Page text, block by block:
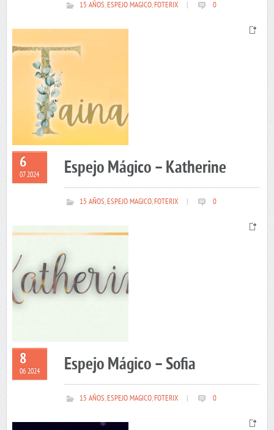
15 AÑOS,ESPEJO MAGICO,FOTERIX 0
6
07 2024 Espejo Mágico – Katherine
15 AÑOS,ESPEJO MAGICO,FOTERIX 0
8
06 2024 Espejo Mágico – Sofia
15 AÑOS,ESPEJO MAGICO,FOTERIX 0